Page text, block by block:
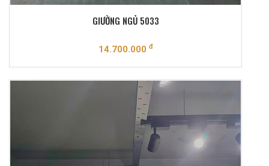
GIƯỜNG NGỦ 5033
14.700.000 đ